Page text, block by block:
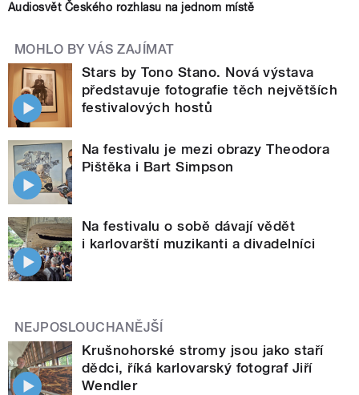
Audiosvět Českého rozhlasu na jednom místě
MOHLO BY VÁS ZAJÍMAT
Stars by Tono Stano. Nová výstava
představuje fotografie těch největších
festivalových hostů
Na festivalu je mezi obrazy Theodora
Pištěka i Bart Simpson
Na festivalu o sobě dávají vědět
i karlovarští muzikanti a divadelníci
NEJPOSLOUCHANĚJŠÍ
Krušnohorské stromy jsou jako staří
dědci, říká karlovarský fotograf Jiří
Wendler